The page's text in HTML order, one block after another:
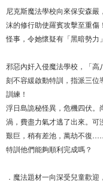
尼克斯魔法學校向來保安森
沫的修行助使羅賓攻擊至重傷
怪事，令她懷疑有「黑暗勢
邪惡內奸入侵魔法學校，「
刻不容緩啟動特訓，指派三位
訓練！
浮日島詭秘怪異，危機四伏。
渦，費盡力氣才逃了出來。可
艱巨，稍有差池，萬劫不復
特訓他們能夠順利完成嗎？
．魔法題材一向深受兒童歡